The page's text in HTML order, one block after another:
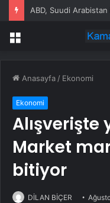
Menü
Anasayfa / Ekonomi
Ekonomi
Alışverişte
Market
bitiyor
DİLAN BİÇER